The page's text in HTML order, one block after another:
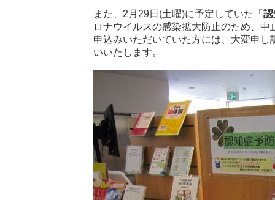
また、2月29日(土曜)に予定していた「 認
ロナウイルスの感染拡大防止のため、
申込みいただいていた方には、大変申
いいたします。